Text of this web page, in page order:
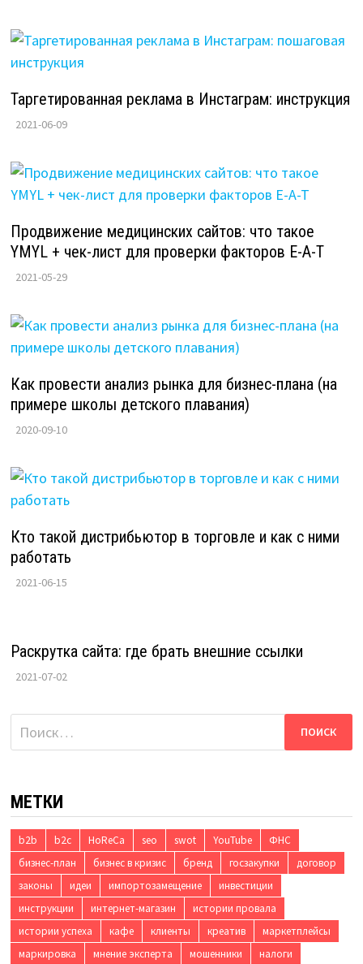
Таргетированная реклама в Инстаграм: инструкция
2021-06-09
Продвижение медицинских сайтов: что такое
YMYL + чек-лист для проверки факторов E-A-T
2021-05-29
Как провести анализ рынка для бизнес-плана (на
примере школы детского плавания)
2020-09-10
Кто такой дистрибьютор в торговле и как с ними
работать
2021-06-15
Раскрутка сайта: где брать внешние ссылки
2021-07-02
Найти:
МЕТКИ
b2b b2c HoReCa seo swot YouTube
ФНС
бизнес-план
бизнес в кризис бренд госзакупки
договор
законы
идеи импортозамещение
инвестиции
инструкции
интернет-магазин
истории провала
истории успеха
кафе клиенты креатив
маркетплейсы
маркировка
мнение эксперта мошенники
налоги